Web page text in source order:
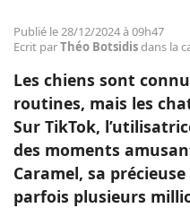
Publié le 28/12/2024 à 09h47
Ecrit parThéo Botsidisdans la
Les chiens sont
routines, mais les
Sur TikTok,
des moments
Caramel, sa
parfois plusieurs